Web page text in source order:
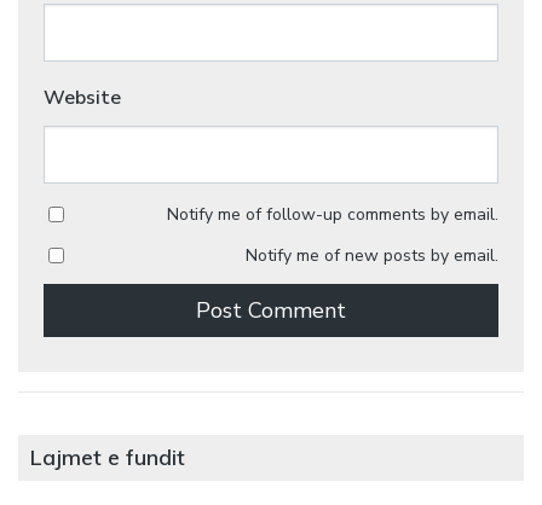
Website
Notify me of follow-up comments by email.
Notify me of new posts by email.
Lajmet e fundit